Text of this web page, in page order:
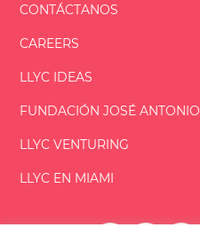
CONTÁCTANOS
CAREERS
LLYC IDEAS
FUNDACIÓNJOSÉ ANTONIO
LLYC VENTURING
LLYC EN MIAMI